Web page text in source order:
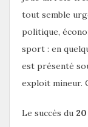
tout semble
politique,
sport : en
est présenté
exploit mineur.
Le succès du